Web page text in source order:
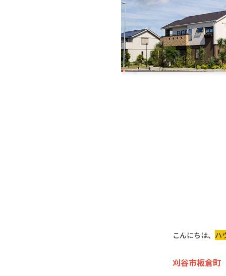
こんにちは、 ハ
刈谷市板倉